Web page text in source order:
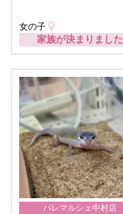
女の子
家族が決まりました
パレマルシェ中村店